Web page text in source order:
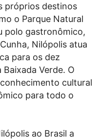
próprios destinos
o Parque Natural
polo gastronômico,
Nilópolis atua
para os dez
Verde. O
cultural
para todo o
ao Brasil a